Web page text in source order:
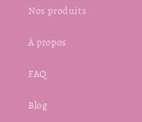
Nos produits
À propos
FAQ
Blog